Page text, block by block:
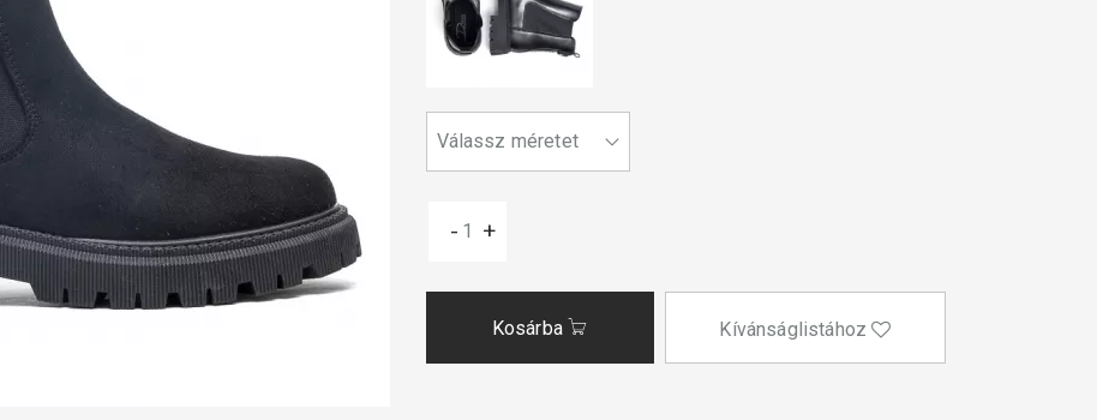
- +
Kosárba Kívánságlistához